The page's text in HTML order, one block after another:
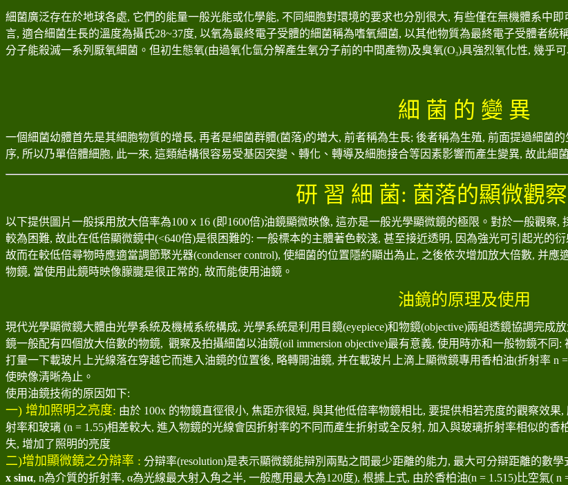
細菌廣泛存在於地球各處, 它們的能量一般光能或化學能, 不同細胞對環境的要求也分別很大, 有些僅在無機體系中即
言, 適合細菌生長的溫度為攝氏28~37度, 以氧為最終電子受體的細菌稱為嗜氧細菌, 以其他物質為最終電子受體者統
分子能殺滅一系列厭氧細菌。但初生態氧(由過氧化氫分解產生氧分子前的中間產物)及臭氧(O3)具強烈氧化性, 幾乎
細 菌 的 變 異
一個細菌幼體首先是其細胞物質的增長, 再者是細菌群體(菌落)的増大, 前者稱為生長; 後者稱為生殖, 前面提過細菌
序, 所以乃單倍體細胞, 此一來, 這類結構很容易受基因突變、轉化、轉導及細胞接合等因素影響而產生變異, 故此細
研 習 細 菌: 菌落的顯微觀
以下提供圖片一般採用放大倍率為100 x 16 (即1600倍)油鏡顯微映像, 這亦是一般光學顯微鏡的極限。對於一般觀察,
較為困難, 故此在低倍顯微鏡中(<640倍)是很困難的: 一般標本的主體著色較淺, 甚至接近透明, 因為強光可引起光的
故而在較低倍尋物時應適當調節聚光器(condenser control), 使細菌的位置隱約顯出為止, 之後依次增加放大倍數, 并應
物鏡, 當使用此鏡時映像朦朧是很正常的, 故而能使用油鏡 。
油鏡的原理及使用
現代光學顯微鏡大體由光學系統及機械系統構成, 光學系統是利用目鏡(eyepiece)和物鏡(objective)兩組透鏡協調完成
鏡一般配有四個放大倍數的物鏡, 觀察及拍攝細菌以油鏡(oil immersion objective)最有意義, 使用時亦和一般物鏡不同 :
打量一下載玻片上光線落在穿越它而進入油鏡的位置後, 略轉開油鏡, 并在載玻片上滴上顯微鏡專用香柏油(折射率 n
使映像清晰為止 。
使用油鏡技術的原因如下:
一) 增加照明之亮度: 由於 100x 的物鏡直徑很小, 焦距亦很短, 與其他低倍率物鏡相比, 要提供相若亮度的觀察效果,
射率和玻璃 (n = 1.55)相差較大, 進入物鏡的光線會因折射率的不同而產生折射或全反射, 加入與玻璃折射率相似的香
失, 增加了照明的亮度
二)增加顯微鏡之分辯率 : 分辯率(resolution)是表示顯微鏡能辯別兩點之間最少距離的能力, 最大可分辯距離的數學
x sinα, n為介質的折射率, α為光線最大射入角之半, 一般應用最大為120度), 根據上式, 由於香柏油(n = 1.515)比空氣( n